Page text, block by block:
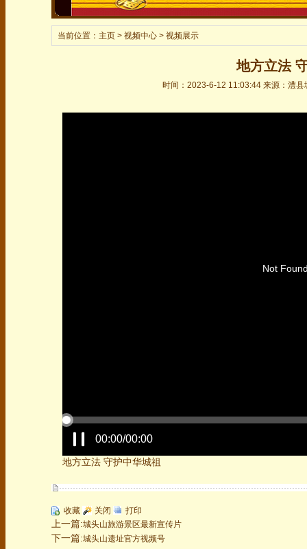
当前位置： 主页> 视频中心 > 视频展示
地方立法
时间：2023-6-12 11:03:44 来源：澧
00:00/00:00
Not
地方立法 守护中华城祖
收藏 关闭 打印
上一篇:城头山旅游景区最新宣传片
下一篇:城头山遗址官方视频号